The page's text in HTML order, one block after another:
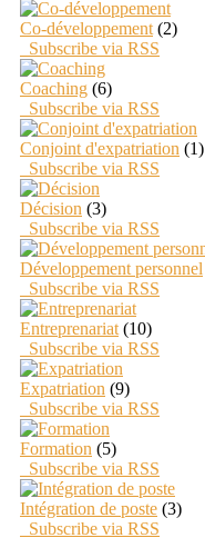
Co-développement (2)
Subscribe via RSS
Coaching (6)
Subscribe via RSS
Conjoint d'expatriation (1)
Subscribe via RSS
Décision (3)
Subscribe via RSS
Développement personnel
Subscribe via RSS
Entreprenariat (10)
Subscribe via RSS
Expatriation (9)
Subscribe via RSS
Formation (5)
Subscribe via RSS
Intégration de poste (3)
Subscribe via RSS